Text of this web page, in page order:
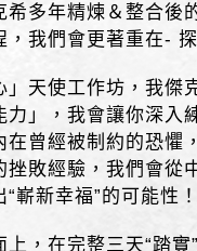
希多年精煉＆整合後
，我們會更著重在-
」天使工作坊，我傑
力」，我會讓你深入
在曾經被制約的恐懼
挫敗經驗，我們會從
“嶄新幸福”的可能性
上，在完整三天“踏